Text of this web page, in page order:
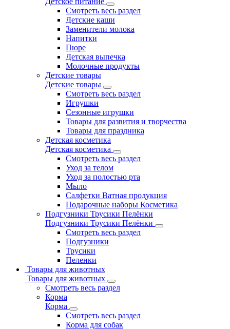
Смотреть весь раздел
Детские каши
Заменители молока
Напитки
Пюре
Детская выпечка
Молочные продукты
Детские товары
Детские товары
Смотреть весь раздел
Игрушки
Сезонные игрушки
Товары для развития и творчества
Товары для праздника
Детская косметика
Детская косметика
Смотреть весь раздел
Уход за телом
Уход за полостью рта
Мыло
Салфетки Ватная продукция
Подарочные наборы Косметика
Подгузники Трусики Пелёнки
Подгузники Трусики Пелёнки
Смотреть весь раздел
Подгузники
Трусики
Пеленки
Товары для животных
Товары для животных
Смотреть весь раздел
Корма
Корма
Смотреть весь раздел
Корма для собак